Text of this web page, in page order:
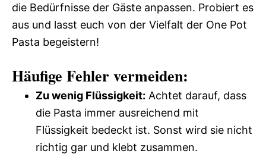
die Bedürfnisse der Gäste anpassen. Probiert es
aus und lasst euch von der Vielfalt der One Pot
Pasta begeistern!
Häufige Fehler vermeiden:
Zu wenig Flüssigkeit: Achtet darauf, dass
die Pasta immer ausreichend mit
Flüssigkeit bedeckt ist. Sonst wird sie nicht
richtig gar und klebt zusammen.